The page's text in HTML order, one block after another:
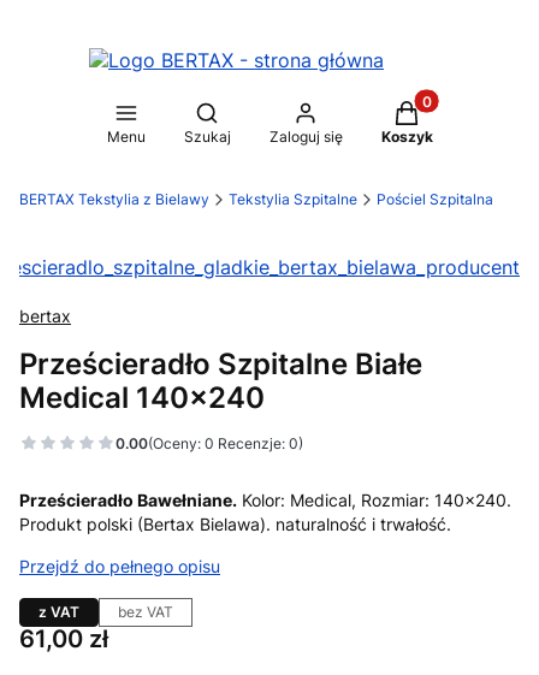
Menu
Otwórz wyszukiwarkę
Szukaj Zaloguj się
Produkty w
Koszyk
BERTAX Tekstylia z Bielawy Tekstylia Szpitalne Pościel Szpitalna
bertax
Prześcieradło Szpitalne Białe
Medical 140x240
0.00(Oceny: 0 Recenzje: 0)
Prześcieradło Bawełniane. Kolor: Medical, Rozmiar: 140x240.
Produkt polski (Bertax Bielawa). naturalność i trwałość.
Przejdź do pełnego opisu
z VAT bez VAT
Cena
61,00 zł